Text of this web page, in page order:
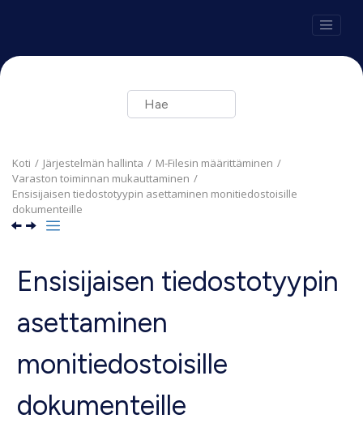
Koti Järjestelmän hallinta M-Filesin määrittäminen
Varaston toiminnan mukauttaminen
Ensisijaisen tiedostotyypin asettaminen monitiedostoisille
dokumenteille
Ensisijaisen tiedostotyypin
asettaminen
monitiedostoisille
dokumenteille